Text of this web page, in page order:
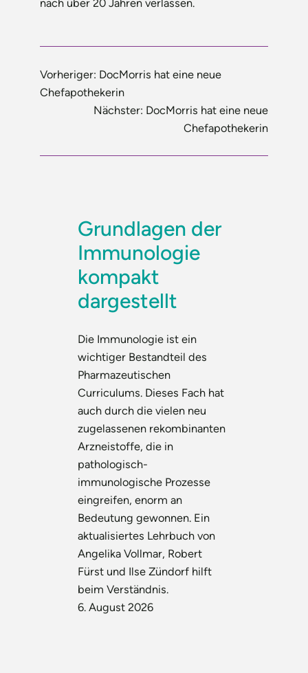
nach über 20 Jahren verlassen.
Vorheriger: DocMorris hat eine neue
Chefapothekerin
Nächster: DocMorris hat eine neue
Chefapothekerin
Grundlagen der
Immunologie
kompakt
dargestellt
Die Immunologie ist ein
wichtiger Bestandteil des
Pharmazeutischen
Curriculums. Dieses Fach hat
auch durch die vielen neu
zugelassenen rekombinanten
Arzneistoffe, die in
pathologisch-
immunologische Prozesse
eingreifen, enorm an
Bedeutung gewonnen. Ein
aktualisiertes Lehrbuch von
Angelika Vollmar, Robert
Fürst und Ilse Zündorf hilft
beim Verständnis.
6. August 2026